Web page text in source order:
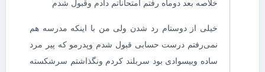
خلاصه بعد دوماه رفتم امتحاناتم دادم وقبول شدم
خیلی از دوستام رد شدن ولی من با اینکه مدرسه هم
نمی‌رفتم درست حسابی قبول شدم وپدرمو که پیر مرد
ساده وبیسوادی بود سربلند کردم ونگذاشتم سرشکسته